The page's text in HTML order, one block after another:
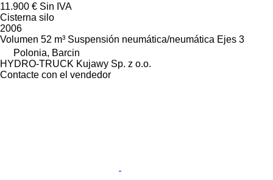
11.900 € Sin IVA
Cisterna silo
2006
Volumen 52 m³ Suspensión neumática/neumática Ejes 3
Polonia, Barcin
HYDRO-TRUCK Kujawy Sp. z o.o.
Contacte con el vendedor